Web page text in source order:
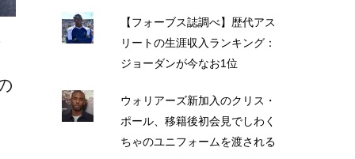
【フォーブス誌調べ】歴代アス
リートの生涯収入ランキング：
ジョーダンが今なお1位
ウォリアーズ新加入のクリス・
ポール、移籍後初会見でしわく
ちゃのユニフォームを渡される